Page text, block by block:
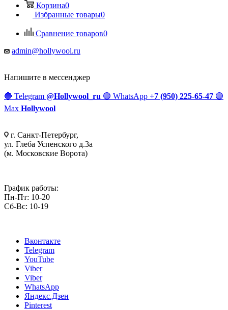
Корзина0
Избранные товары0
Сравнение товаров0
admin@hollywool.ru
Напишите в мессенджер
🔵 Telegram @Hollywool_ru 🟢 WhatsApp +7 (950) 225-65-47 🟣
Max Hollywool
г. Санкт-Петербург,
ул. Глеба Успенского д.3а
(м. Московские Ворота)
График работы:
Пн-Пт: 10-20
Сб-Вс: 10-19
Вконтакте
Telegram
YouTube
Viber
Viber
WhatsApp
Яндекс.Дзен
Pinterest